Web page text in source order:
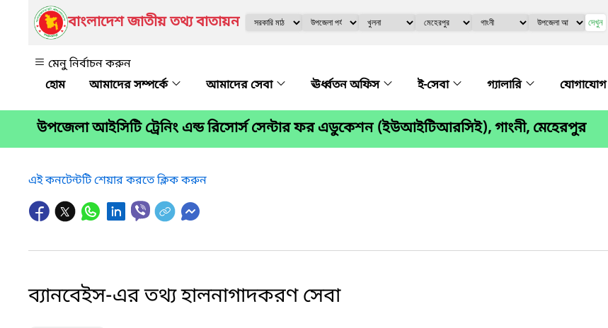
বাংলাদেশ জাতীয় তথ্য বাতায়ন দেখুন
মেনু নির্বাচন করুন
আমাদের সম্পর্কে
আমাদের সেবা ঊর্ধ্বতন অফিস ই-সেবা গ্যালারি যোগাযোগ
উপজেলা আইসিটি ট্রেনিং এন্ড রিসোর্স সেন্টার ফর এডুকেশন (ইউআইটিআরসিই), গাংনী, মেহেরপুর
এই কনটেন্টটি শেয়ার করতে ক্লিক করুন
ব্যানবেইস-এর তথ্য হালনাগাদকরণ সেবা